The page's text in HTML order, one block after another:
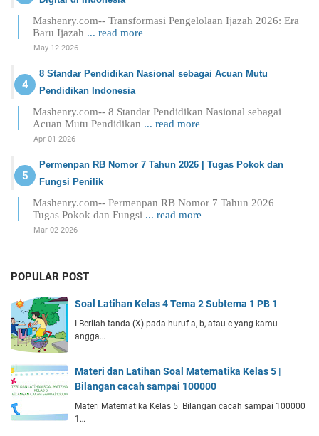
Mashenry.com-- Transformasi Pengelolaan Ijazah 2026: Era
Baru Ijazah ... read more
May 12 2026
8 Standar Pendidikan Nasional sebagai Acuan Mutu
Pendidikan Indonesia
Mashenry.com-- 8 Standar Pendidikan Nasional sebagai
Acuan Mutu Pendidikan ... read more
Apr 01 2026
Permenpan RB Nomor 7 Tahun 2026 | Tugas Pokok dan
Fungsi Penilik
Mashenry.com-- Permenpan RB Nomor 7 Tahun 2026 |
Tugas Pokok dan Fungsi ... read more
Mar 02 2026
POPULAR POST
Soal Latihan Kelas 4 Tema 2 Subtema 1 PB 1
I.Berilah tanda (X) pada huruf a, b, atau c yang kamu
angga…
Materi dan Latihan Soal Matematika Kelas 5 |
Bilangan cacah sampai 100000
Materi Matematika Kelas 5 Bilangan cacah sampai 100000
1…